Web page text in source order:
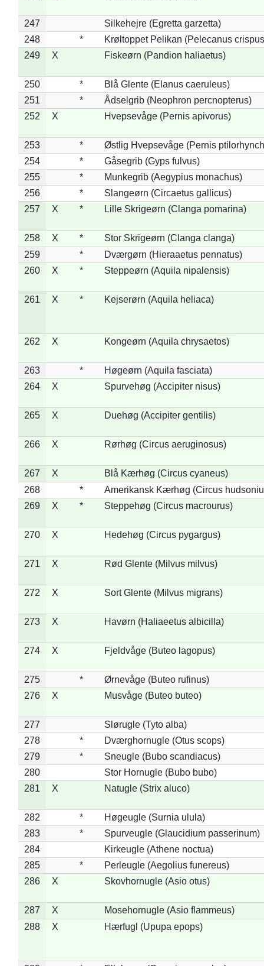
247
Silkehejre (Egretta garzetta)
248
*
Krøltoppet Pelikan (Pelecanus
249
X Fiskeørn (Pandion haliaetus)
250 *
Blå Glente (Elanus caeruleus)
251
*
Ådselgrib (Neophron percnopterus)
252
X Hvepsevåge (Pernis apivorus)
253 *
Østlig Hvepsevåge (Pernis
254
*
Gåsegrib (Gyps fulvus)
255
*
Munkegrib (Aegypius monachus)
256
*
Slangeørn (Circaetus gallicus)
257
X * Lille Skrigeørn (Clanga pomarina)
258 X *
Stor Skrigeørn (Clanga clanga)
259
*
Dværgørn (Hieraaetus pennatus)
260
X * Steppeørn (Aquila nipalensis)
261 X * Kejserørn (Aquila heliaca)
262 X Kongeørn (Aquila chrysaetos)
263 *
Høgeørn (Aquila fasciata)
264
X Spurvehøg (Accipiter nisus)
265 X Duehøg (Accipiter gentilis)
266 X Rørhøg (Circus aeruginosus)
267 X
Blå Kærhøg (Circus cyaneus)
268
*
Amerikansk Kærhøg (Circus
269
X * Steppehøg (Circus macrourus)
270 X Hedehøg (Circus pygargus)
271 X Rød Glente (Milvus milvus)
272 X Sort Glente (Milvus migrans)
273 X Havørn (Haliaeetus albicilla)
274 X Fjeldvåge (Buteo lagopus)
275 *
Ørnevåge (Buteo rufinus)
276
X Musvåge (Buteo buteo)
277
Slørugle (Tyto alba)
278
*
Dværghornugle (Otus scops)
279
*
Sneugle (Bubo scandiacus)
280
Stor Hornugle (Bubo bubo)
281
X Natugle (Strix aluco)
282 *
Høgeugle (Surnia ulula)
283
*
Spurveugle (Glaucidium passerinum)
284
Kirkeugle (Athene noctua)
285
*
Perleugle (Aegolius funereus)
286
X Skovhornugle (Asio otus)
287 X
Mosehornugle (Asio flammeus)
288
X Hærfugl (Upupa epops)